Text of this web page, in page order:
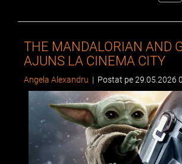
THE MANDALORIAN AND
AJUNS LA CINEMA CITY
Angela Alexandru | Postat pe 29.05.2026